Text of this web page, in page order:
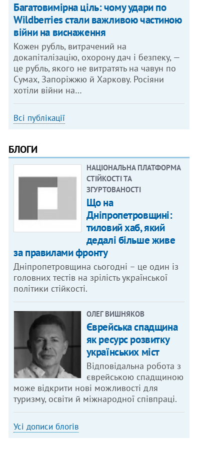
Багатовимірна ціль: чому удари по
Wildberries стали важливою частиною
війни на виснаження
Кожен рубль, витрачений на
докапіталізацію, охорону дач і безпеку, —
це рубль, якого не витратять на чавун по
Сумах, Запоріжжю й Харкову. Росіяни
хотіли війни на…
Всі публікації
БЛОГИ
НАЦІОНАЛЬНА ПЛАТФОРМА
СТІЙКОСТІ ТА
ЗГУРТОВАНОСТІ
Що на
Дніпропетровщині:
тиловий хаб, який
дедалі більше живе
за правилами фронту
Дніпропетровщина сьогодні – це один із
головних тестів на зрілість української
політики стійкості.
ОЛЕГ ВИШНЯКОВ
Єврейська спадщина
як ресурс розвитку
українських міст
Відповідальна робота з
єврейською спадщиною
може відкрити нові можливості для
туризму, освіти й міжнародної співпраці.
Усі дописи блогів